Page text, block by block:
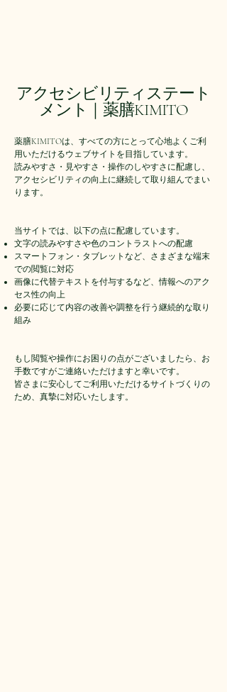
アクセシビリティステート
メント｜薬膳KIMITO
薬膳KIMITOは、すべての方にとって心地よくご利
用いただけるウェブサイトを目指しています。
読みやすさ・見やすさ・操作のしやすさに配慮し、
アクセシビリティの向上に継続して取り組んでまい
ります。
当サイトでは、以下の点に配慮しています。
文字の読みやすさや色のコントラストへの配慮
スマートフォン・タブレットなど、さまざまな端末
での閲覧に対応
画像に代替テキストを付与するなど、情報へのアク
セス性の向上
必要に応じて内容の改善や調整を行う継続的な取り
組み
もし閲覧や操作にお困りの点がございましたら、お
手数ですがご連絡いただけますと幸いです。
皆さまに安心してご利用いただけるサイトづくりの
ため、真摯に対応いたします。